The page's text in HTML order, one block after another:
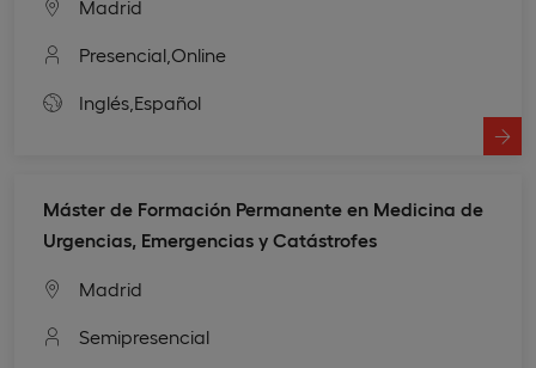
Madrid
Presencial, Online
Inglés, Español
Máster de Formación Permanente en Medicina de
Urgencias, Emergencias y Catástrofes
Madrid
Semipresencial